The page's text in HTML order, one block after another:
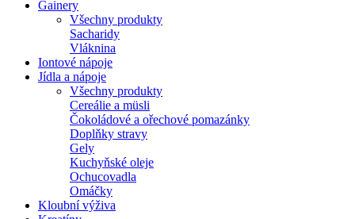
Gainery
Všechny produkty
Sacharidy
Vláknina
Iontové nápoje
Jídla a nápoje
Všechny produkty
Cereálie a müsli
Čokoládové a ořechové pomazánky
Doplňky stravy
Gely
Kuchyňské oleje
Ochucovadla
Omáčky
Kloubní výživa